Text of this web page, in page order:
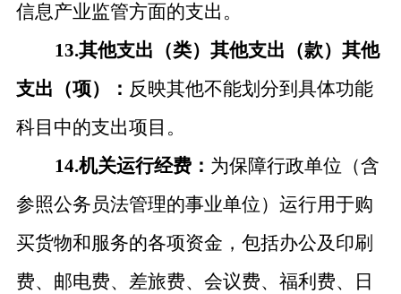
信息产业监管方面的支出。
13.其他支出（类）其他支出（款）其他
支出（项）： 反映其他不能划分到具体功能
科目中的支出项目。
14.机关运行经费： 为保障行政单位（含
参照公务员法管理的事业单位）运行用于购
买货物和服务的各项资金，包括办公及印刷
费、邮电费、差旅费、会议费、福利费、日